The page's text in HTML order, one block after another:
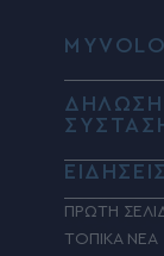
ΕΙΔΗΣΕΙΣ
ΠΡΩΤΗ
ΤΟΠΙΚΑ ΝΕΑ